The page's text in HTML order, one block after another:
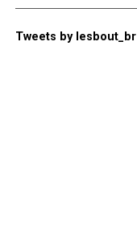
Tweets by lesbout_br